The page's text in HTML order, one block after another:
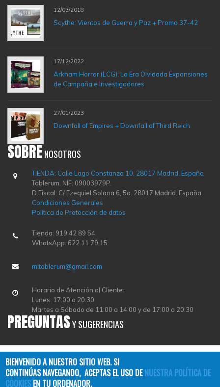
12/03/2018
Scythe: Vientos de Guerra y Paz + Promo 37-42
17/12/2022
Arkham Horror (LCG): La Era Olvidada Expansiones
de Campaña e Investigadores
27/01/2023
Downfall of Empires + Downfall of Third Reich
SOBRENOSOTROS
TIENDA: Calle Lago Constanza 10, 28017 Madrid. España
Tablerum. NIF: 09003979P.
D.Fiscal: C/ Ezequiel Solana 6, 5a. 28017 Madrid. España
Condiciones Generales
Política de Protección de datos
Tienda: 919 42 89 54
WhatsApp: 622 11 79 15
mitablerum@gmail.com
Horario de Atención al Cliente:
Lunes: 17:00 a 20:30
Martes a Sábado de 11:00 a 14:00 y de 17:00 a 20:30
PREGUNTASY SUGERENCIAS
BIENVENIDO A NUESTRO SITIO WEB. SI
CONTINÚAS NAVEGANDO, ACEPTAS EL USO DENUESTRA POLÍTICA DE
COOKIES EN TU ORDENADOR.